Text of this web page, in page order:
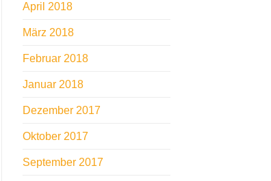
April 2018
März 2018
Februar 2018
Januar 2018
Dezember 2017
Oktober 2017
September 2017